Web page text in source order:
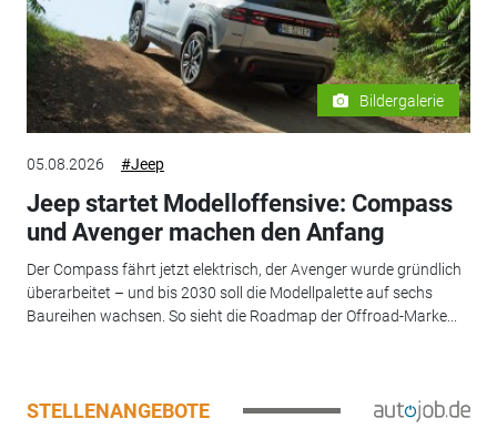
Bildergalerie
05.08.2026 #Jeep
Jeep startet Modelloffensive: Compass
und Avenger machen den Anfang
Der Compass fährt jetzt elektrisch, der Avenger wurde gründlich
überarbeitet – und bis 2030 soll die Modellpalette auf sechs
Baureihen wachsen. So sieht die Roadmap der Offroad-Marke...
STELLENANGEBOTE